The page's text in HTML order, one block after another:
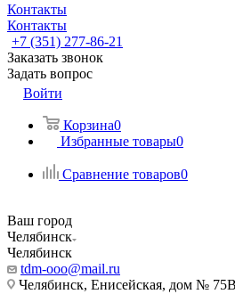
Контакты
Контакты
+7 (351) 277-86-21
Заказать звонок
Задать вопрос
Войти
Корзина0
Избранные товары0
Сравнение товаров0
Ваш город
Челябинск
Челябинск
tdm-ooo@mail.ru
Челябинск, Енисейская, дом №